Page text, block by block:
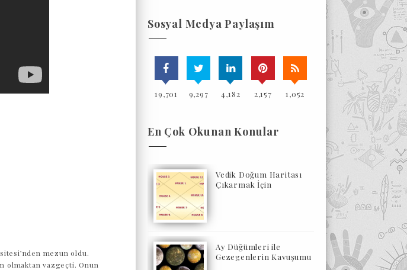
mezun oldu.
olmaktan vazgeçti. Onun
Sosyal Medya Paylaşım
19,701 9,297 4,182 2,157 1,052
En Çok Okunan Konular
Vedik Doğum Haritası
Çıkarmak İçin
Ay Düğümleri ile
Gezegenlerin Kavuşumu